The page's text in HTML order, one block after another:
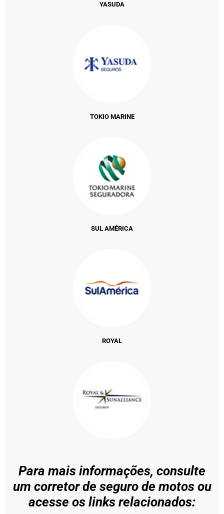
YASUDA
TOKIO MARINE
SUL AMÉRICA
ROYAL
Para mais informações, consulte
um corretor de seguro de motos ou
acesse os links relacionados: